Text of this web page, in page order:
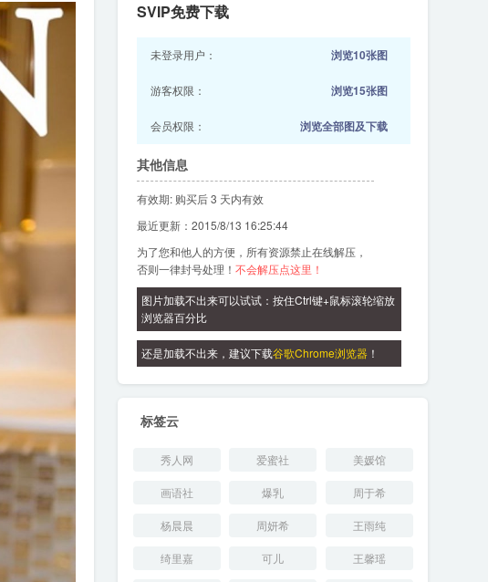
SVIP免费下载
未登录用户： 浏览10张图
游客权限： 浏览15张图
会员权限： 浏览全部图及下载
其他信息
有效期: 购买后 3 天内有效
最近更新：2015/8/13 16:25:44
为了您和他人的方便，所有资源禁止在线解压，
否则一律封号处理！ 不会解压点这里！
图片加载不出来可以试试：按住Ctrl键+鼠标滚轮缩放
浏览器百分比
还是加载不出来，建议下载谷歌Chrome浏览器 ！
标签云
秀人网 爱蜜社 美媛馆
画语社 爆乳 周于希
杨晨晨 周妍希 王雨纯
绮里嘉 可儿 王馨瑶